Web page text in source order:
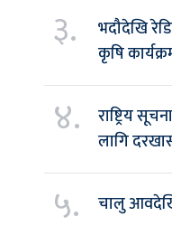
३.
भदौदेखि
कृषि
४.
राष्ट्रिय
लागि
५. चालु